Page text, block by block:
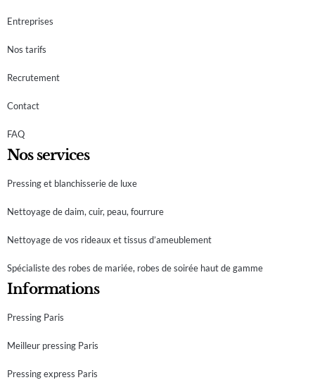
Entreprises
Nos tarifs
Recrutement
Contact
FAQ
Nos services
Pressing et blanchisserie de luxe
Nettoyage de daim, cuir, peau, fourrure
Nettoyage de vos rideaux et tissus d’ameublement
Spécialiste des robes de mariée, robes de soirée haut de gamme
Informations
Pressing Paris
Meilleur pressing Paris
Pressing express Paris